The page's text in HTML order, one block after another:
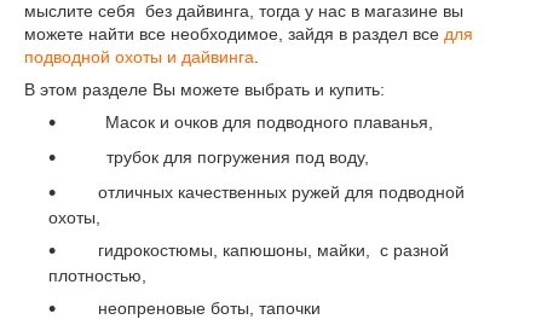
мыслите себя без дайвинга, тогда у нас в магазине вы
можете найти все необходимое, зайдя в раздел все для
подводной охоты и дайвинга
В этом разделе Вы можете выбрать и купить:
Масок и очков для подводного плаванья,
трубок для погружения под воду,
отличных качественных ружей для подводной
охоты,
гидрокостюмы, капюшоны, майки, с разной
плотностью,
неопреновые боты, тапочки